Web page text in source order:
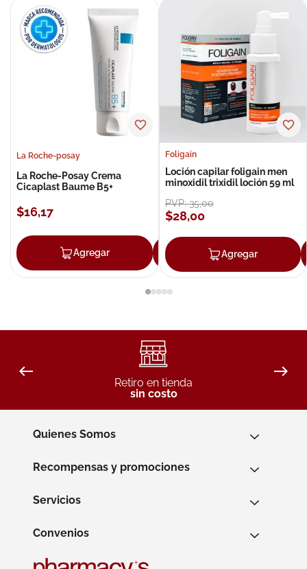
La Roche-posay
La Roche-Posay Crema
Cicaplast Baume B5+
$16,17
Agregar Agregar
Foligain
Loción capilar foligain men
minoxidil trixidil loción 59 ml
PVP:35,00
$28,00
Agregar
Retiro en tienda
sin costo
Quienes Somos
Recompensas y promociones
Servicios
Convenios